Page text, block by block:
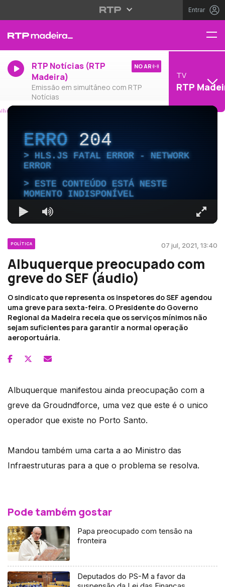
Entrar
RTP Notícias (RTP
Madeira)
Emissão em simultâneo com RTP
Notícias
NO AR
TV
RTP
ERRO204
HLS.JS FATAL ERROR - NETWORK
ERROR
ESTE CONTEÚDO ESTÁ NESTE
MOMENTO INDISPONÍVEL
POLÍTICA 07 jul, 2021, 13:40
Albuquerque preocupado com
greve do SEF (áudio)
O sindicato que representa os inspetores do SEF agendou
uma greve para sexta-feira. O Presidente do Governo
Regional da Madeira receia que os serviços mínimos não
sejam suficientes para garantir a normal operação
aeroportuária.
Albuquerque manifestou ainda preocupação com a
greve da Groudndforce, uma vez que este é o unico
operador que existe no Porto Santo.
Mandou também uma carta a ao Ministro das
Infraestruturas para a que o problema se resolva.
Pode também gostar
Papa preocupado com tensão na
fronteira
Deputados do PS-M a favor da